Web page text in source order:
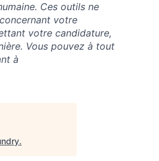
Ces outils ne
votre
votre candidature,
Vous pouvez à tout
à
.